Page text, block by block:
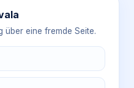
über eine fremde Seite.